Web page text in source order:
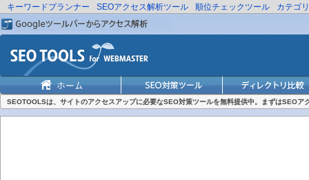
キーワードプランナー SEOアクセス解析ツール 順位チェックツール カテゴ
SEOTOOLSは、サイトのアクセスアップに必要なSEO対策ツールを無料提供中。まずはSEOア